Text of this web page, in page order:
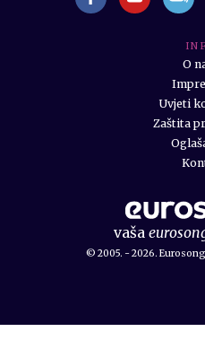
vaša
© 2005. - 2026.
I N
O
Uvjeti
Zaštita